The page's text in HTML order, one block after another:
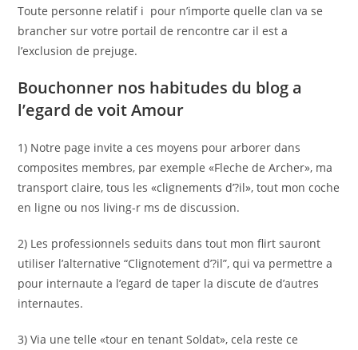
Toute personne relatif i pour n’importe quelle clan va se
brancher sur votre portail de rencontre car il est a
l’exclusion de prejuge.
Bouchonner nos habitudes du blog a
l’egard de voit Amour
1) Notre page invite a ces moyens pour arborer dans
composites membres, par exemple «Fleche de Archer», ma
transport claire, tous les «clignements d’?il», tout mon coche
en ligne ou nos living-r ms de discussion.
2) Les professionnels seduits dans tout mon flirt sauront
utiliser l’alternative “Clignotement d’?il”, qui va permettre a
pour internaute a l’egard de taper la discute de d’autres
internautes.
3) Via une telle «tour en tenant Soldat», cela reste ce